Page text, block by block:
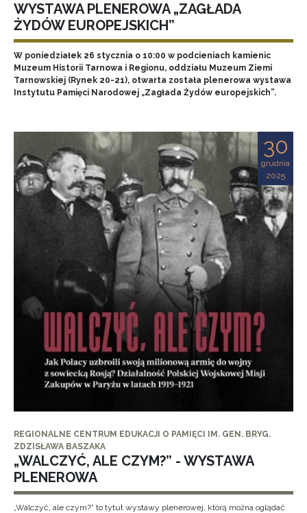
WYSTAWA PLENEROWA „ZAGŁADA
ŻYDÓW EUROPEJSKICH”
W poniedziałek 26 stycznia o 10:00 w podcieniach kamienic
Muzeum Historii Tarnowa i Regionu, oddziału Muzeum Ziemi
Tarnowskiej (Rynek 20-21), otwarta została plenerowa wystawa
Instytutu Pamięci Narodowej „Zagłada Żydów europejskich”.
30
grudnia
2025
REGIONALNE CENTRUM EDUKACJI O PAMIĘCI IM. GEN. BRYG.
ZDZISŁAWA BASZAKA
„WALCZYĆ, ALE CZYM?” - WYSTAWA
PLENEROWA
„Walczyć, ale czym?” to tytuł wystawy plenerowej, którą można oglądać